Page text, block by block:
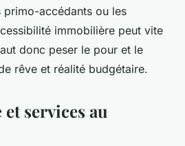
primo-accédants ou les
immobilière peut vite
donc peser le pour et le
rêve et réalité budgétaire.
services au